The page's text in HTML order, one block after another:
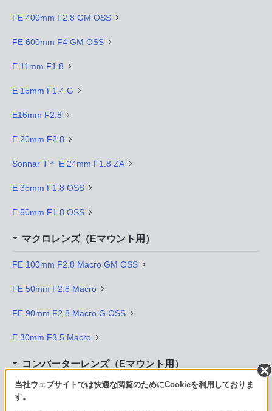
FE 400mm F2.8 GM OSS
FE 600mm F4 GM OSS
E 11mm F1.8
E 15mm F1.4 G
E16mm F2.8
E 20mm F2.8
Sonnar T＊ E 24mm F1.8 ZA
E 35mm F1.8 OSS
E 50mm F1.8 OSS
マクロレンズ（Eマウント用）
FE 100mm F2.8 Macro GM OSS
FE 50mm F2.8 Macro
FE 90mm F2.8 Macro G OSS
E 30mm F3.5 Macro
コンバーターレンズ（Eマウント用）
SEL14TC
当社ウェブサイトでは快適な閲覧のためにCookieを利用しておりま
す。